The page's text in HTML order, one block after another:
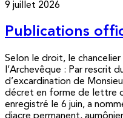
9 juillet 2026
Publications
Selon le droit, le
l’Archevêque : Par rescrit
d’excardination de
décret en forme de lettre
enregistré le 6 juin, a